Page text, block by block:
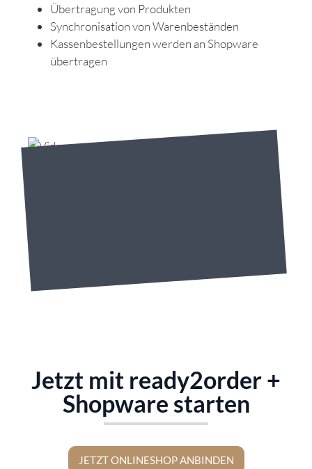
Übertragung von Produkten
Synchronisation von Warenbeständen
Kassenbestellungen werden an Shopware
übertragen
Jetzt mit ready2order +
Shopware starten
JETZT ONLINESHOP ANBINDEN